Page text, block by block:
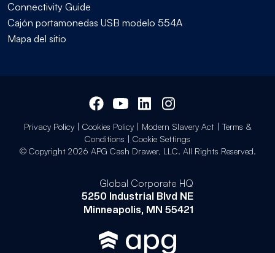
Connectivity Guide
Cajón portamonedas USB modelo 554A
Mapa del sitio
Privacy Policy| Cookies Policy| Modern Slavery Act| Terms &
Conditions | Cookie Settings
© Copyright 2026 APG Cash Drawer, LLC. All Rights Reserved.
Global Corporate HQ
5250 Industrial Blvd NE
Minneapolis, MN 55421